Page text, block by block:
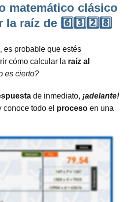
matemático clásico
la raíz de 6️⃣3️⃣2️⃣8️⃣
es probable que estés
cómo calcular la raíz al
es cierto?
de inmediato, ¡adelante!
conoce todo el proceso en una